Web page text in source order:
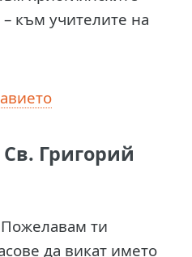
към учителите на
Григорий
Пожелавам ти
да викат името